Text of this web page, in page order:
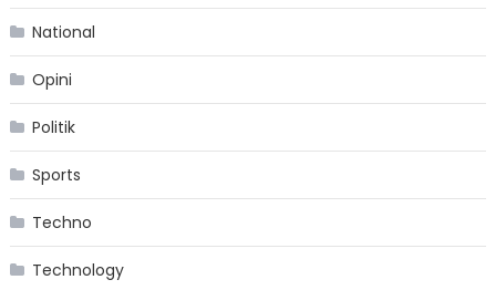
National
Opini
Politik
Sports
Techno
Technology